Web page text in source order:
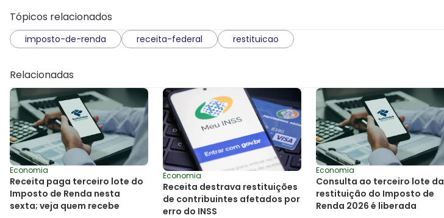
Tópicos relacionados
imposto-de-renda receita-federal restituicao
Relacionadas
Economia
Receita paga terceiro lote do
Imposto de Renda nesta
sexta; veja quem recebe
Economia
Receita destrava restituições
de contribuintes afetados por
erro do INSS
Economia
Consulta ao terceiro lote da
restituição do Imposto de
Renda 2026 é liberada